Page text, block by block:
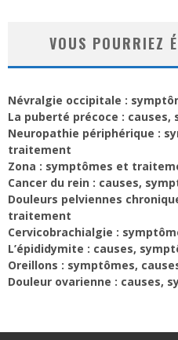
VOUS POURRIEZ
Névralgie occipitale :
La puberté précoce :
Neuropathie périphérique :
traitement
Zona : symptômes et
Cancer du rein : causes,
Douleurs pelviennes
traitement
Cervicobrachialgie :
L’épididymite : causes,
Oreillons : symptômes,
Douleur ovarienne : causes,